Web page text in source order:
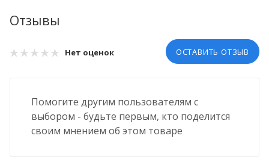
Отзывы
Нет оценок ОСТАВИТЬ ОТЗЫВ
Помогите другим пользователям с
выбором - будьте первым, кто поделится
своим мнением об этом товаре